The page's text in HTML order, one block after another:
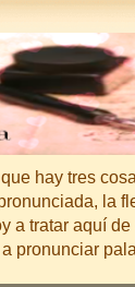
hay tres
la
a tratar aquí
pronunciar